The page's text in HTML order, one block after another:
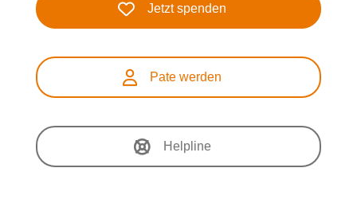
Jetzt spenden
Pate werden
Helpline